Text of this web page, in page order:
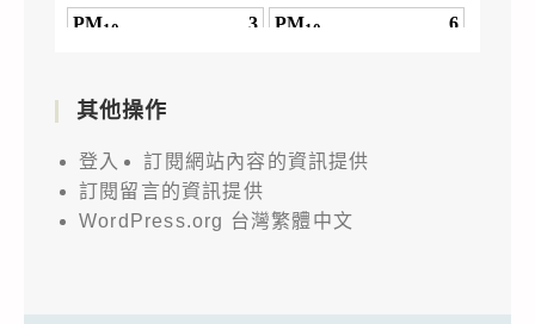
其他操作
登入
訂閱網站內容的資訊提供
訂閱留言的資訊提供
WordPress.org 台灣繁體中文